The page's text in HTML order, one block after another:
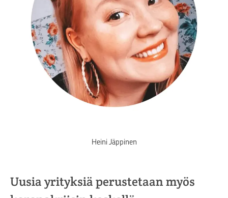
Heini Jäppinen
Uusia yrityksiä perustetaan myös